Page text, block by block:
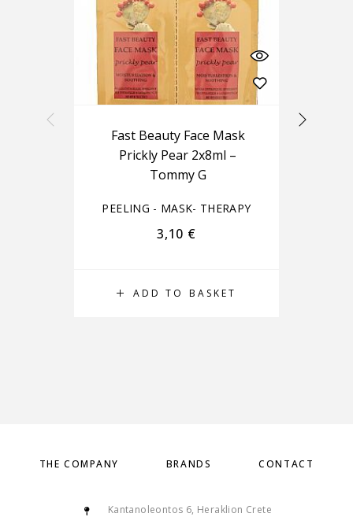
ADD TO BASKET
Fast Beauty Face Mask
Prickly Pear 2x8ml –
Tommy G
PEELING - MASK- THERAPY
3,10 €
THE COMPANY BRANDS CONTACT
Kantanoleontos 6, Heraklion Crete